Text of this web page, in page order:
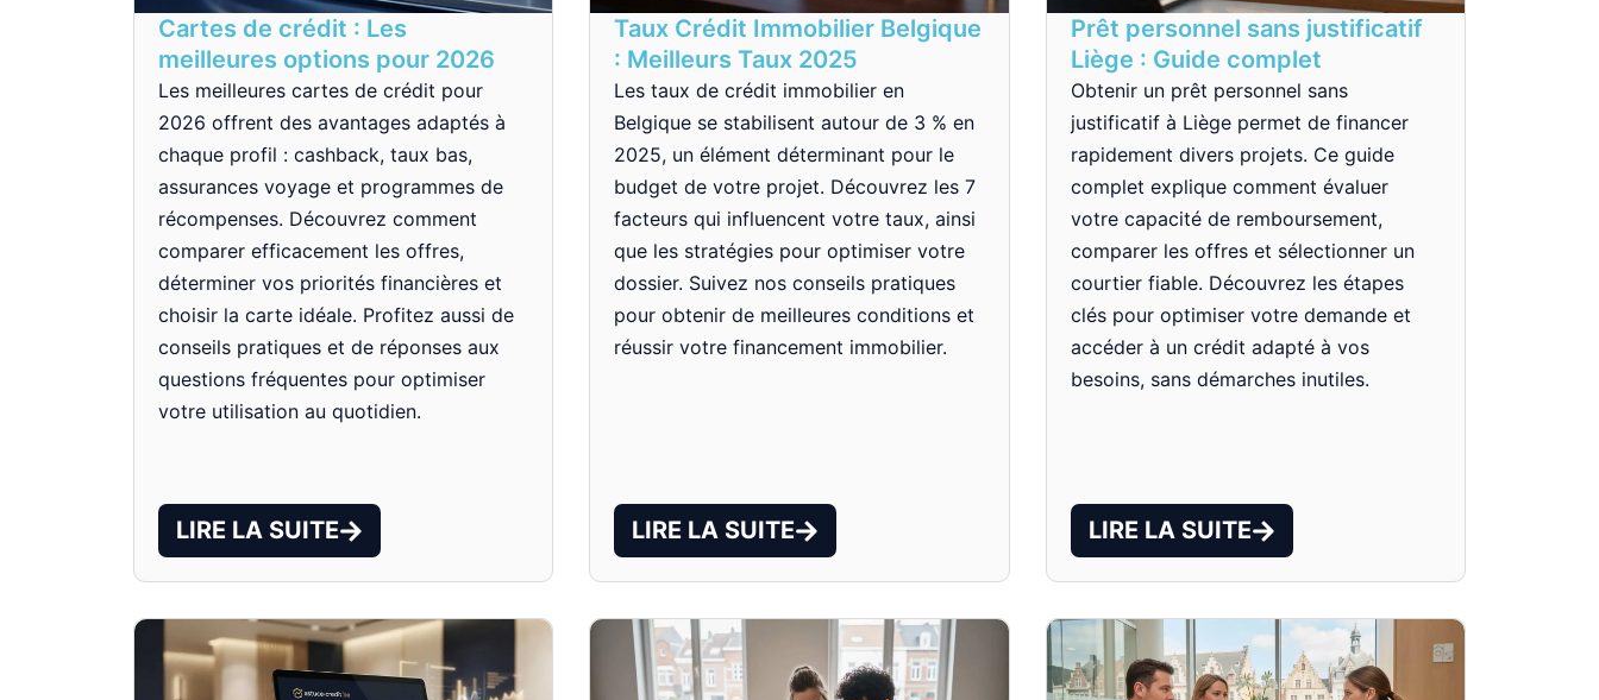
Cartes de crédit : Les
meilleures options pour 2026
Les meilleures cartes de crédit pour
2026 offrent des avantages adaptés à
chaque profil : cashback, taux bas,
assurances voyage et programmes de
récompenses. Découvrez comment
comparer efficacement les offres,
déterminer vos priorités financières et
choisir la carte idéale. Profitez aussi de
conseils pratiques et de réponses aux
questions fréquentes pour optimiser
votre utilisation au quotidien.
LIRE LA SUITE
Taux Crédit Immobilier Belgique
: Meilleurs Taux 2025
Les taux de crédit immobilier en
Belgique se stabilisent autour de 3 % en
2025, un élément déterminant pour le
budget de votre projet. Découvrez les 7
facteurs qui influencent votre taux, ainsi
que les stratégies pour optimiser votre
dossier. Suivez nos conseils pratiques
pour obtenir de meilleures conditions et
réussir votre financement immobilier.
LIRE LA SUITE
Prêt personnel sans justificatif
Liège : Guide complet
Obtenir un prêt personnel sans
justificatif à Liège permet de financer
rapidement divers projets. Ce guide
complet explique comment évaluer
votre capacité de remboursement,
comparer les offres et sélectionner un
courtier fiable. Découvrez les étapes
clés pour optimiser votre demande et
accéder à un crédit adapté à vos
besoins, sans démarches inutiles.
LIRE LA SUITE